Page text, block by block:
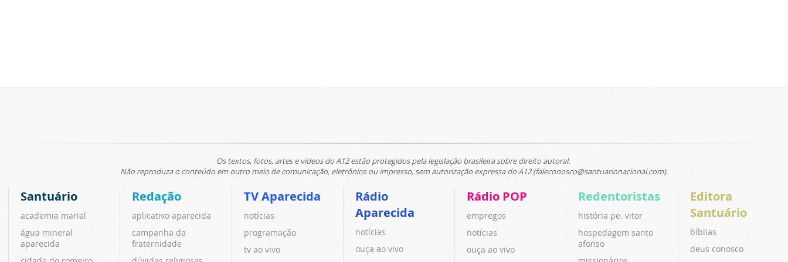
Os textos, fotos, artes e vídeos do A12 estão protegidos pela legislação brasileira sobre direito autoral.
Não reproduza o conteúdo em outro meio de comunicação, eletrônico ou impresso, sem autorização expressa do A12 (faleconosco@santuarionacional.com).
Santuário
academia marial
água mineral
aparecida
Redação
aplicativo aparecida
campanha da
fraternidade
TV Aparecida
notícias
programação
tv ao vivo
Rádio
Aparecida
notícias
ouça ao vivo
Rádio POP
empregos
notícias
ouça ao vivo
Redentoristas
história pe. vitor
hospedagem santo
afonso
Editora
Santuário
bíblias
deus conosco